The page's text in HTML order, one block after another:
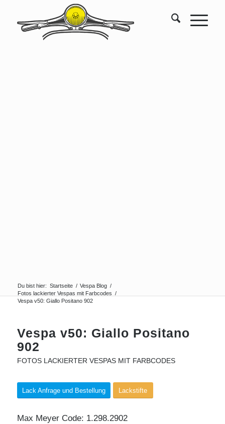
Du bist hier: Startseite / Vespa Blog /
Fotos lackierter Vespas mit Farbcodes /
Vespa v50: Giallo Positano 902
Vespa v50: Giallo Positano
902
FOTOS LACKIERTER VESPAS MIT FARBCODES
Lack Anfrage und Bestellung Lackstifte
Max Meyer Code: 1.298.2902